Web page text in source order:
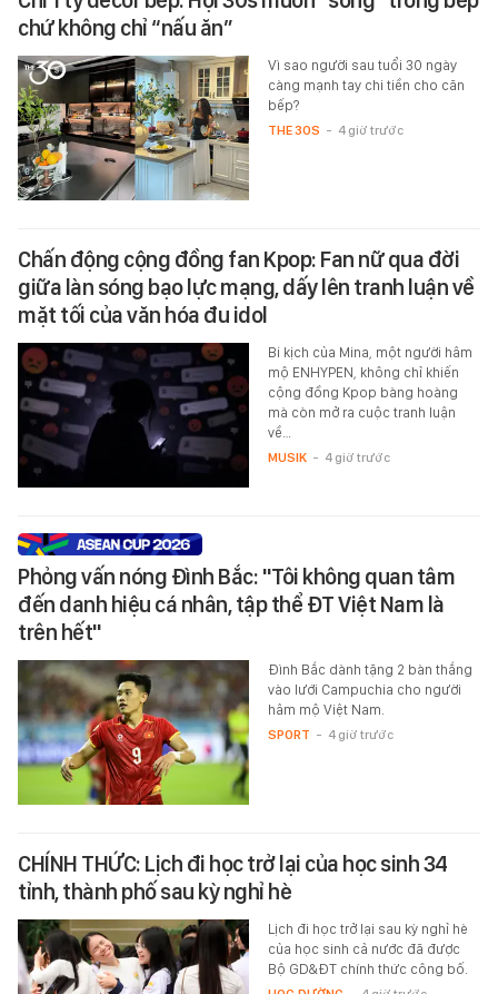
chứ không chỉ “nấu ăn”
Vì sao người sau tuổi 30 ngày
càng mạnh tay chi tiền cho căn
bếp?
THE 30S - 4 giờ trước
Chấn động cộng đồng fan Kpop: Fan nữ qua đời
giữa làn sóng bạo lực mạng, dấy lên tranh luận về
mặt tối của văn hóa đu idol
Bi kịch của Mina, một người hâm
mộ ENHYPEN, không chỉ khiến
cộng đồng Kpop bàng hoàng
mà còn mở ra cuộc tranh luận
về…
MUSIK - 4 giờ trước
Phỏng vấn nóng Đình Bắc: "Tôi không quan tâm
đến danh hiệu cá nhân, tập thể ĐT Việt Nam là
trên hết"
Đình Bắc dành tặng 2 bàn thắng
vào lưới Campuchia cho người
hâm mộ Việt Nam.
SPORT - 4 giờ trước
CHÍNH THỨC: Lịch đi học trở lại của học sinh 34
tỉnh, thành phố sau kỳ nghỉ hè
Lịch đi học trở lại sau kỳ nghỉ hè
của học sinh cả nước đã được
Bộ GD&ĐT chính thức công bố.